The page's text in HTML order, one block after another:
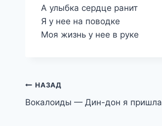
А улыбка сердце ранит
Я у нее на поводке
Моя жизнь у нее в руке
Навигация
по
НАЗАД
Вокалоиды — Дин-дон я пришла